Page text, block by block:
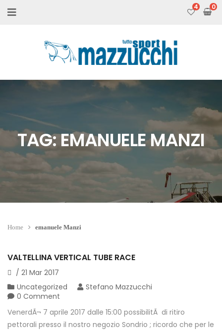
4
TAG:EMANUELE MANZI
Home emanuele Manzi
VALTELLINA VERTICAL TUBE RACE
/ 21 Mar 2017
Uncategorized
Stefano Mazzucchi
0 Comment
VenerdÃ¬ 7 aprile 2017 dalle 15:00 possibilitÃ di ritiro
pettorali presso il nostro negozio Sondrio ; ricordo che per le